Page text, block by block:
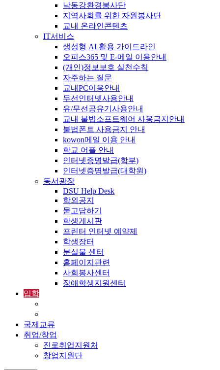
낙동강환경봉사단
지역사회를 위한 자원봉사단
교내 온라인콘텐츠
IT서비스
생성형 AI 활용 가이드라인
오피스365 및 E-메일 이용안내
(개인)정보보호 실천수칙
자주하는 질문
교내PC이용안내
무선인터넷사용안내
유/무선공유기사용안내
교내 불법소프트웨어 사용금지안내
불법폰트 사용금지 안내
kowon메일 이용 안내
학교 어플 안내
인터넷증명발급(학부)
인터넷증명발급(대학원)
동서광장
DSU Help Desk
학외공지
묻고답하기
학생게시판
프린터 인터넷 예약제
학생장터
분실물 센터
홈페이지관련
사회봉사센터
장애학생지원센터
입학
국제교류
취업/창업
진로취업지원처
창업지원단